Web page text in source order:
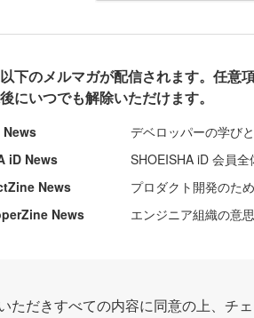
下のメルマガが配信されます。任意
にいつでも解除いただけます。
デベロッパーの学び
iD News
SHOEISHA iD 会員
News
プロダクト開発のた
News
エンジニア組織の意
ただきすべての内容に同意の上、チ